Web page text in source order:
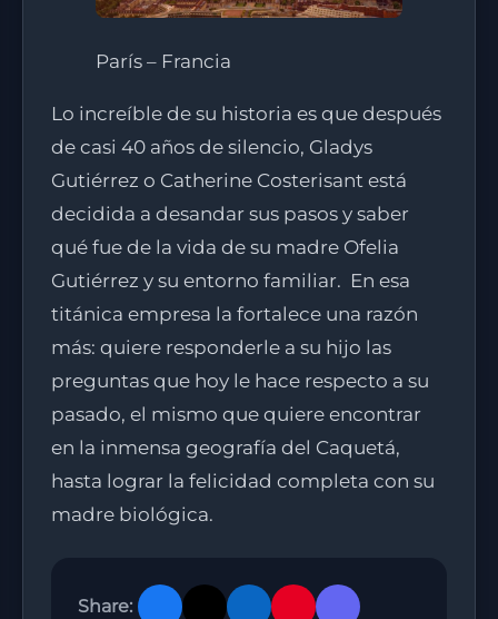
París – Francia
Lo increíble de su historia es que después
de casi 40 años de silencio, Gladys
Gutiérrez o Catherine Costerisant está
decidida a desandar sus pasos y saber
qué fue de la vida de su madre Ofelia
Gutiérrez y su entorno familiar. En esa
titánica empresa la fortalece una razón
más: quiere responderle a su hijo las
preguntas que hoy le hace respecto a su
pasado, el mismo que quiere encontrar
en la inmensa geografía del Caquetá,
hasta lograr la felicidad completa con su
madre biológica.
Share: